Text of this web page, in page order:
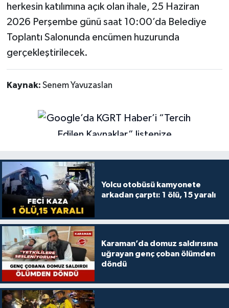
herkesin katılımına açık olan ihale, 25 Haziran
2026 Perşembe günü saat 10:00’da Belediye
Toplantı Salonunda encümen huzurunda
gerçekleştirilecek.
Kaynak: Senem Yavuzaslan
Yolcu otobüsü kamyonete
arkadan çarptı: 1 ölü, 15 yaralı
Karaman’da domuz saldırısına
uğrayan genç çoban ölümden
döndü